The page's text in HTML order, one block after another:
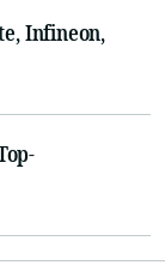
Infineon,